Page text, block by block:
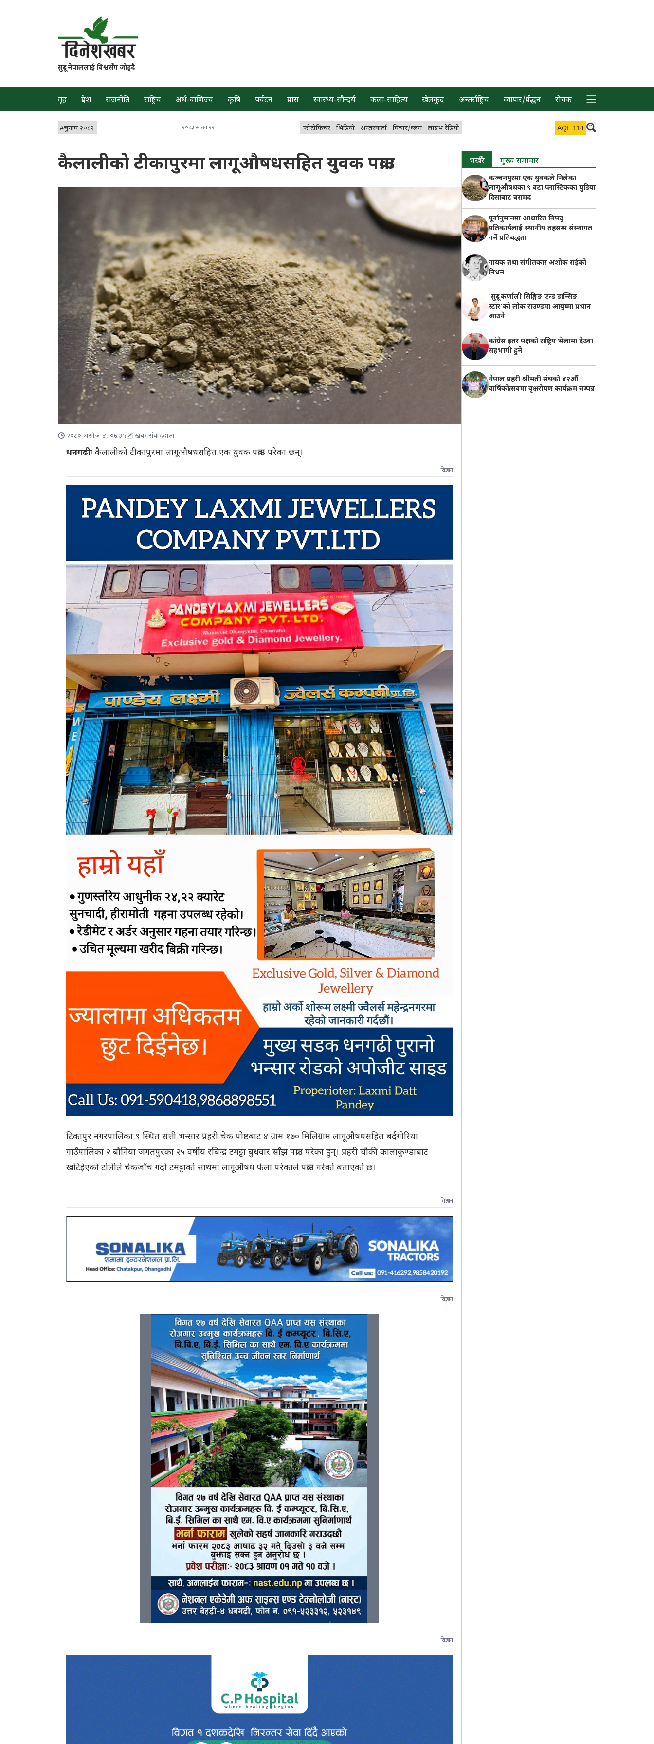
सुदूर नेपाललाई विश्वसँग जोड्दै
गृह प्रदेश राजनीति राष्ट्रिय अर्थ-वाणिज्य कृषि पर्यटन प्रवास स्वास्थ्य-सौन्दर्य कला-साहित्य खेलकुद अन्तर्राष्ट्रिय व्यापार/प्रर्वद्धन रोचक
#चुनाव २०८२ २०८३ साउन २२ फोटोफिचर भिडियो अन्तरवार्ता विचार/ब्लग लाइभ रेडियो AQI: 114
कैलालीको टीकापुरमा लागूऔषधसहित युवक पक्राउ
२०८० असोज ४, ०७:३५ खबर संवाददाता
धनगढीः कैलालीको टीकापुरमा लागूऔषधसहित एक युवक पक्राउ परेका छन्।
विज्ञापन
टिकापुर नगरपालिका ९ स्थित सत्ती भन्सार प्रहरी चेक पोष्टबाट ४ ग्राम १७० मिलिग्राम लागूऔषधसहित बर्दगोरिया
गाउँपालिका २ बौनिया जगतपुरका २५ वर्षीय रबिन्द्र टमट्टा बुधवार साँझ पक्राउ परेका हुन्। प्रहरी चौकी कालाकुण्डाबाट
खटिईएको टोलीले चेकजाँच गर्दा टमट्टाको साथमा लागूऔषध फेला परेकाले पक्राउ गरेको बताएको छ।
विज्ञापन
विज्ञापन
विज्ञापन
भर्खरै मुख्य समाचार
कञ्चनपुरमा एक युवकले निलेका
लागूऔषधका ९ वटा प्लास्टिकका पुडिया
दिसाबाट बरामद
पूर्वानुमानमा आधारित विपद्
प्रतिकार्यलाई स्थानीय तहसम्म संस्थागत
गर्ने प्रतिबद्धता
गायक तथा संगीतकार अशोक राईको
निधन
‘सुदूर कर्णाली सिङ्गिङ एन्ड डान्सिङ
स्टार’को लोक राउण्डमा आयुष्मा प्रधान
आउने
कांग्रेस इतर पक्षको राष्ट्रिय भेलामा देउवा
सहभागी हुने
नेपाल प्रहरी श्रीमती संघको ४२औँ
वार्षिकोत्सवमा वृक्षरोपण कार्यक्रम सम्पन्न